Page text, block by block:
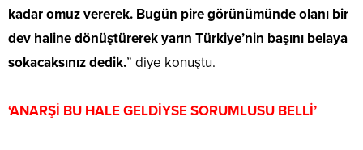
kadar omuz vererek. Bugün pire görünümünde olanı bir
dev haline dönüştürerek yarın Türkiye’nin başını belaya
sokacaksınız dedik.” diye konuştu.
‘ANARŞİ BU HALE GELDİYSE SORUMLUSU BELLİ’